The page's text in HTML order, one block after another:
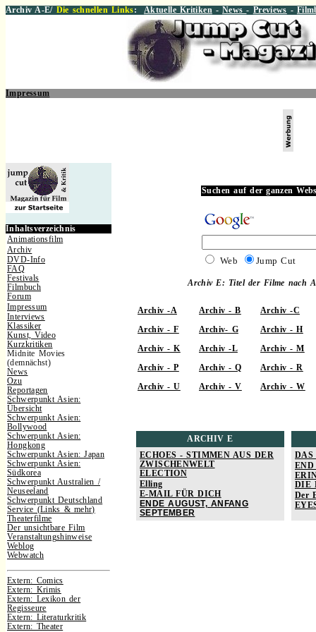
Archiv A-E/ Die schnellen Links: Aktuelle Kritiken-News- Previews -
Impressum
Inhaltsverzeichnis
Animationsfilm
Archiv
DVD-Info
FAQ
Festivals
Filmbuch
Forum
Impressum
Interviews
Klassiker
Kunst, Video
Kurzkritiken
Midnite Movies
(demnächst)
News
Ozu
Reportagen
Schwerpunkt Asien:
Übersicht
Schwerpunkt Asien:
Bollywood
Schwerpunkt Asien:
Hongkong
Schwerpunkt Asien: Japan
Schwerpunkt Asien:
Südkorea
Schwerpunkt Australien /
Neuseeland
Schwerpunkt Deutschland
Service (Links & mehr)
Theaterfilme
Der unsichtbare Film
Veranstaltungshinweise
Weblog
Webwatch
Extern: Comics
Extern: Krimis
Extern: Lexikon der
Regisseure
Extern: Literaturkritik
Extern: Theater
Suchen auf der ganzen
Web Jump Cut
Archiv E: Titel der Filme nach
Archiv -A Archiv - B Archiv -C
Archiv - F Archiv- G Archiv - H
Archiv - K Archiv -L Archiv - M
Archiv - P Archiv - Q Archiv - R
Archiv - U Archiv - V Archiv - W
ARCHIV E
ECHOES - STIMMEN AUS DER
ZWISCHENWELT
ELECTION
Elling
E-MAIL FÜR DICH
ENDE AUGUST, ANFANG
SEPTEMBER
DAS
END
DIE
Der